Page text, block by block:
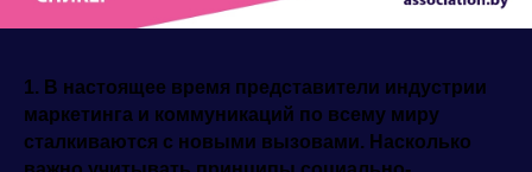
1. В настоящее время представители индустрии
маркетинга и коммуникаций по всему миру
сталкиваются с новыми вызовами. Насколько